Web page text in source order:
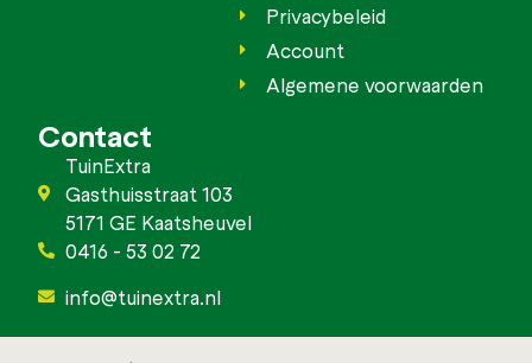
Privacybeleid
Account
Algemene voorwaarden
Contact
TuinExtra
Gasthuisstraat 103
5171 GE Kaatsheuvel
0416 - 53 02 72
info@tuinextra.nl